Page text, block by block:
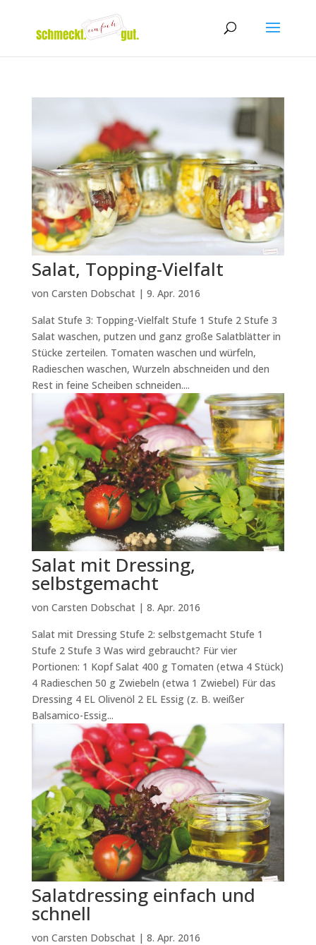
Salat, Topping-Vielfalt
von Carsten Dobschat| 9. Apr. 2016
Salat Stufe 3: Topping-Vielfalt Stufe 1 Stufe 2 Stufe 3
Salat waschen, putzen und ganz große Salatblätter in
Stücke zerteilen. Tomaten waschen und würfeln,
Radieschen waschen, Wurzeln abschneiden und den
Rest in feine Scheiben schneiden....
Salat mit Dressing,
selbstgemacht
von Carsten Dobschat| 8. Apr. 2016
Salat mit Dressing Stufe 2: selbstgemacht Stufe 1
Stufe 2 Stufe 3 Was wird gebraucht? Für vier
Portionen: 1 Kopf Salat 400 g Tomaten (etwa 4 Stück)
4 Radieschen 50 g Zwiebeln (etwa 1 Zwiebel) Für das
Dressing 4 EL Olivenöl 2 EL Essig (z. B. weißer
Balsamico-Essig...
Salatdressing einfach und
schnell
von Carsten Dobschat| 8. Apr. 2016